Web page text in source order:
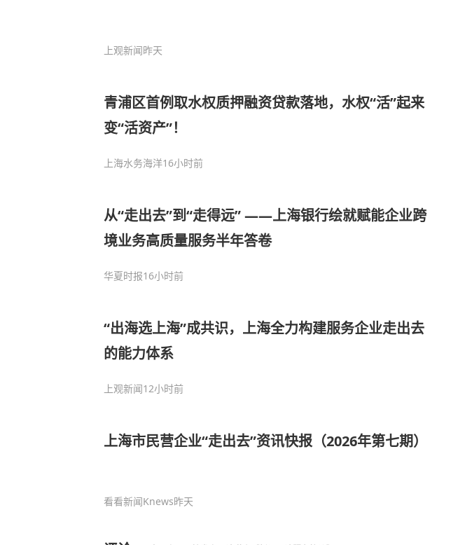
上观新闻昨天
青浦区首例取水权质押融资贷款落地，水权“活”起来
变“活资产”！
上海水务海洋16小时前
从“走出去”到“走得远” ——上海银行绘就赋能企业跨
境业务高质量服务半年答卷
华夏时报16小时前
“出海选上海”成共识，上海全力构建服务企业走出去
的能力体系
上观新闻12小时前
上海市民营企业“走出去”资讯快报（2026年第七期）
看看新闻Knews昨天